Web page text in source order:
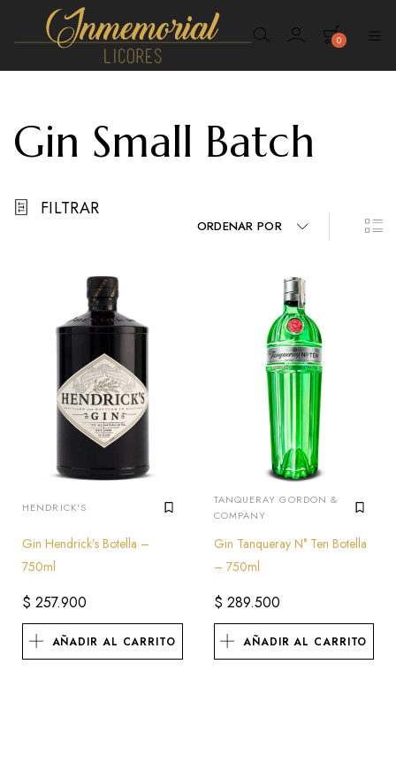
Inmemorial
0
Gin Small Batch
FILTRAR
ORDENAR POR
HENDRICK'S
Gin Hendrick’s Botella –
750ml
$ 257.900
AÑADIR AL CARRITO
TANQUERAY GORDON &
COMPANY
Gin Tanqueray N° Ten Botella
– 750ml
$ 289.500
AÑADIR AL CARRITO